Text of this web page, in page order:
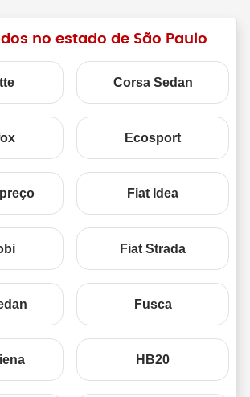
no estado de São Paulo
Corsa Sedan
Ecosport
Fiat Idea
Fiat Strada
Fusca
HB20